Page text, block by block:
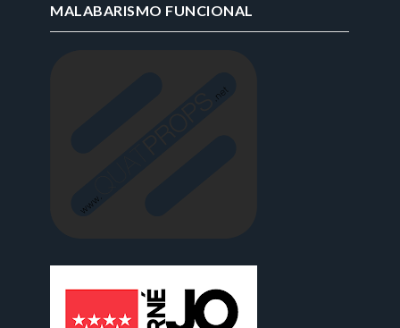
MALABARISMO FUNCIONAL